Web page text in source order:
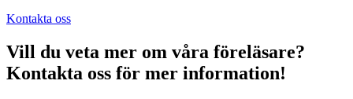
Kontakta oss
Vill du veta mer om våra föreläsare?
Kontakta oss för mer information!